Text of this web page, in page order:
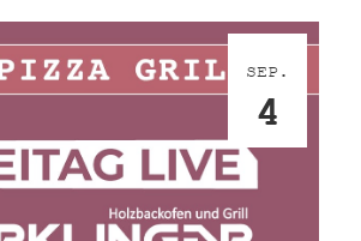
SEP.
4